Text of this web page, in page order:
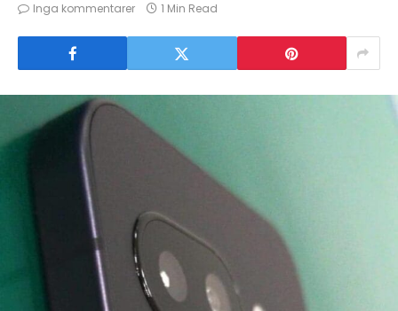
Inga kommentarer
1 Min Read